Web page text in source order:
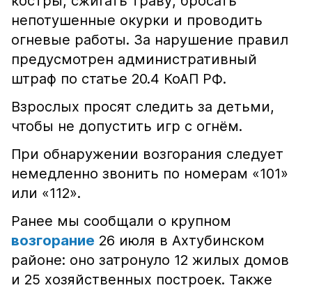
непотушенные окурки и проводить
огневые работы. За нарушение правил
предусмотрен административный
штраф по статье 20.4 КоАП РФ.
Взрослых просят следить за детьми,
чтобы не допустить игр с огнём.
При обнаружении возгорания следует
немедленно звонить по номерам «101»
или «112».
Ранее мы сообщали о крупном
возгорание 26 июля в Ахтубинском
районе: оно затронуло 12 жилых домов
и 25 хозяйственных построек. Также